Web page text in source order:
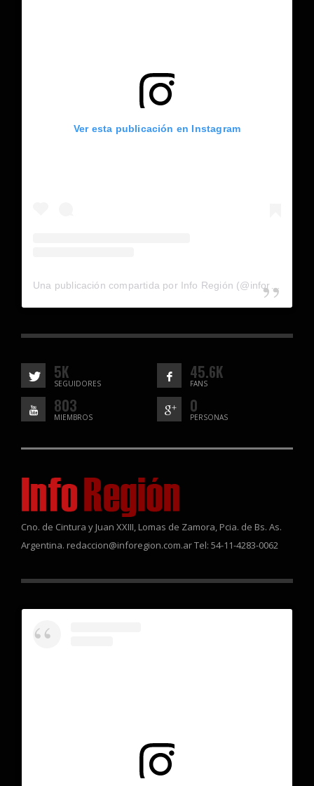
Ver esta publicación en Instagram
Una publicación compartida por Info Región (@inforegion_redes)
5K
SEGUIDORES
45.6K
FANS
803
MIEMBROS
0
PERSONAS
Cno. de Cintura y Juan XXIII, Lomas de Zamora, Pcia. de Bs. As.
Argentina. redaccion@inforegion.com.ar Tel: 54-11-4283-0062